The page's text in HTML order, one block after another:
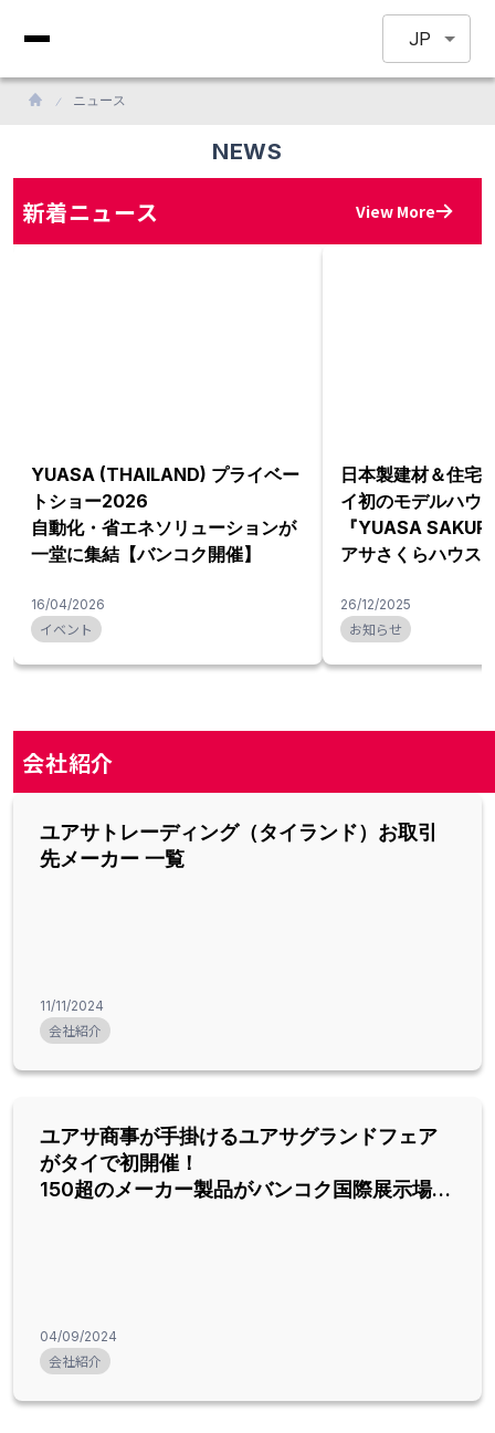
JP
ニュース
NEWS
新着ニュース View More
YUASA (THAILAND) プライベー
トショー2026
自動化・省エネソリューションが
一堂に集結【バンコク開催】
16/04/2026
イベント
日本製建材＆住宅
イ初のモデルハウ
『YUASA
アサさくらハウス
26/12/2025
お知らせ
会社紹介
ユアサトレーディング（タイランド）お取引
先メーカー 一覧
11/11/2024
会社紹介
ユアサ商事が手掛けるユアサグランドフェア
がタイで初開催！
150超のメーカー製品がバンコク国際展示場
04/09/2024
会社紹介